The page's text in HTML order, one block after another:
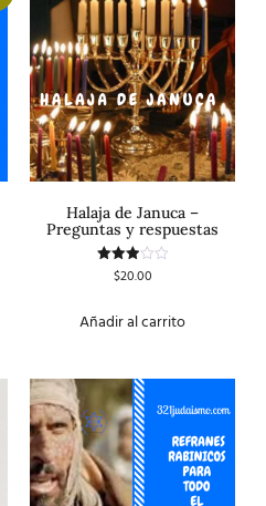
Halaja de Januca –
Preguntas y respuestas
Valorado
$20.00
Añadir al carrito